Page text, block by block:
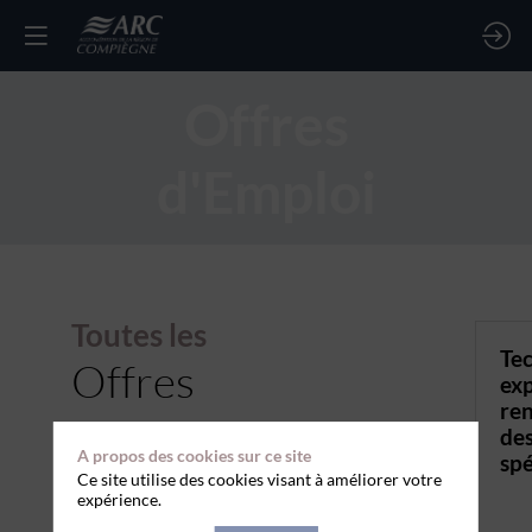
Toutes les
Offres
TYPE DE CONTRAT
A propos des cookies sur ce site
Ce site utilise des cookies visant à améliorer votre
expérience.